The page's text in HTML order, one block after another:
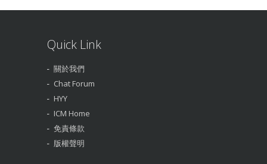
Quick Link
關於我們
Chat Forum
HYY
ICM Home
免責條款
版權聲明